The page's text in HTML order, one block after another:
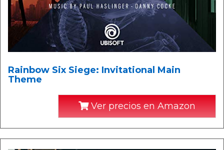
Rainbow Six Siege: Invitational Main
Theme
Ver precios en Amazon